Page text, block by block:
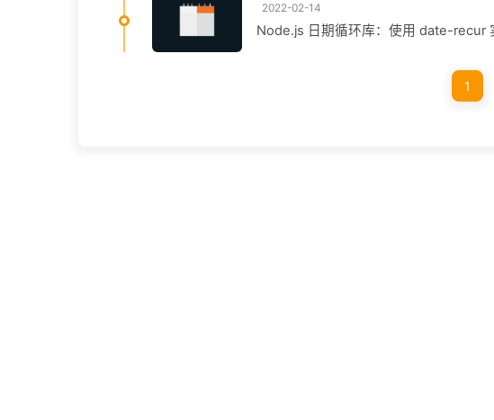
2022-02-14
Node.js 日期循环库：使用 date-recur
1